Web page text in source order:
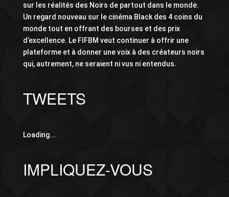
sur les réalités des Noirs de partout dans le monde.
Un regard nouveau sur le cinéma Black des 4 coins du
monde tout en offrant des bourses et des prix
d’excellence. Le FIFBM veut continuer à offrir une
plateforme et à donner une voix à des créateurs noirs
qui, autrement, ne seraient ni vus ni entendus.
TWEETS
Loading...
IMPLIQUEZ-VOUS